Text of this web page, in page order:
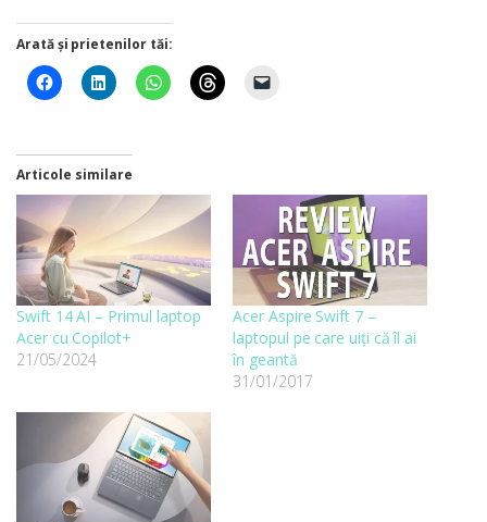
Arată și prietenilor tăi:
Articole similare
Swift 14 AI – Primul laptop
Acer cu Copilot+
21/05/2024
Acer Aspire Swift 7 –
laptopul pe care uiți că îl ai
în geantă
31/01/2017